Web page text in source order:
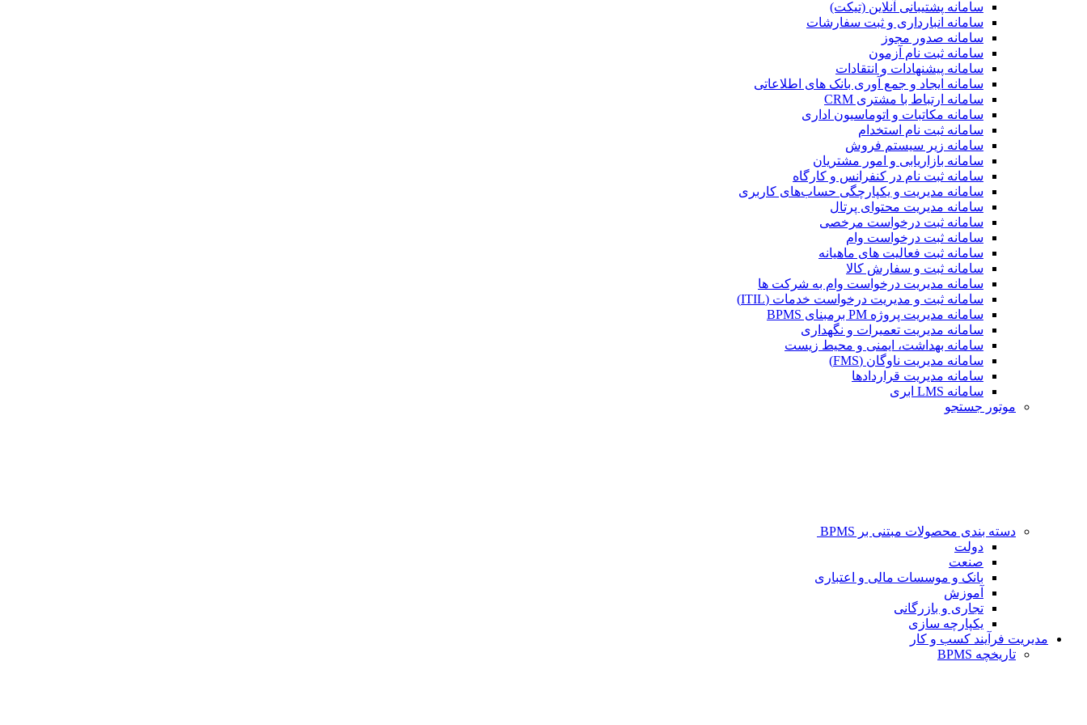
سامانه پشتیبانی آنلاین (تیکت)
سامانه انبارداری و ثبت سفارشات
سامانه صدور مجوز
سامانه ثبت نام آزمون
سامانه پیشنهادات و انتقادات
سامانه ایجاد و جمع آوری بانک‌ های اطلاعاتی
سامانه ارتباط با مشتری CRM
سامانه مکاتبات و اتوماسیون اداری
سامانه ثبت نام استخدام
سامانه زیر سیستم فروش
سامانه بازاریابی و امور مشتریان
سامانه ثبت نام در کنفرانس و کارگاه
سامانه مدیریت و یکپارچگی حساب‌های کاربری
سامانه مدیریت محتوای پرتال
سامانه ثبت درخواست مرخصی
سامانه ثبت درخواست وام
سامانه ثبت فعالیت های ماهیانه
سامانه ثبت و سفارش کالا
سامانه مدیریت درخواست وام به شرکت ها
سامانه ثبت و مدیریت درخواست خدمات (ITIL)
سامانه مدیریت پروژه PM برمبنای BPMS
سامانه مدیریت تعمیرات و نگهداری
سامانه بهداشت، ایمنی و محیط زیست
سامانه مدیریت ناوگان (FMS)
سامانه مدیریت قراردادها
سامانه LMS ابری
موتور جستجو
دسته بندی محصولات مبتنی بر BPMS
دولت
صنعت
بانک و موسسات مالی و اعتباری
آموزش
تجاری و بازرگانی
یکپارچه سازی
مدیریت فرآیند کسب و کار
تاریخچه BPMS